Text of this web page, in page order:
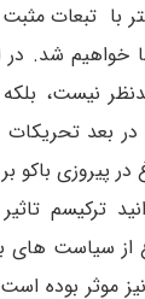
با تبعات
خواهیم شد‌‌‌.
نیست،
در بعد
پیروزی باکو
ترکیسم
از سیاست های
موثر بوده